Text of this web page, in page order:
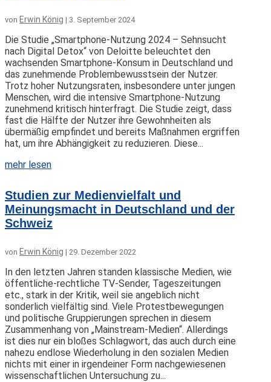
von Erwin König | 3. September 2024
Die Studie „Smartphone-Nutzung 2024 – Sehnsucht
nach Digital Detox“ von Deloitte beleuchtet den
wachsenden Smartphone-Konsum in Deutschland und
das zunehmende Problembewusstsein der Nutzer.
Trotz hoher Nutzungsraten, insbesondere unter jungen
Menschen, wird die intensive Smartphone-Nutzung
zunehmend kritisch hinterfragt. Die Studie zeigt, dass
fast die Hälfte der Nutzer ihre Gewohnheiten als
übermäßig empfindet und bereits Maßnahmen ergriffen
hat, um ihre Abhängigkeit zu reduzieren. Diese...
mehr lesen
Studien zur Medienvielfalt und
Meinungsmacht in Deutschland und der
Schweiz
von Erwin König | 29. Dezember 2022
In den letzten Jahren standen klassische Medien, wie
öffentliche-rechtliche TV-Sender, Tageszeitungen
etc., stark in der Kritik, weil sie angeblich nicht
sonderlich vielfältig sind. Viele Protestbewegungen
und politische Gruppierungen sprechen in diesem
Zusammenhang von „Mainstream-Medien“. Allerdings
ist dies nur ein bloßes Schlagwort, das auch durch eine
nahezu endlose Wiederholung in den sozialen Medien
nichts mit einer in irgendeiner Form nachgewiesenen
wissenschaftlichen Untersuchung zu...